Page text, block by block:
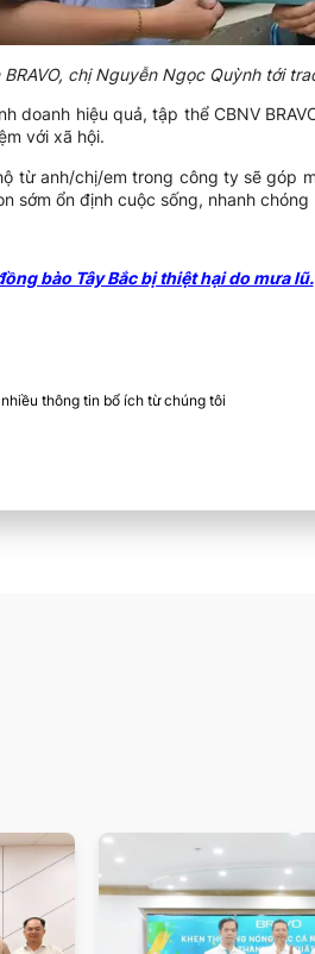
chị Nguyễn Ngọc Quỳnh tới
doanh hiệu quả, tập thể CBNV
với xã hội.
từ anh/chị/em trong công ty sẽ góp
sớm ổn định cuộc sống, nhanh
bào Tây Bắc bị thiệt hại do mưa lũ.
thông tin bổ ích từ chúng tôi​